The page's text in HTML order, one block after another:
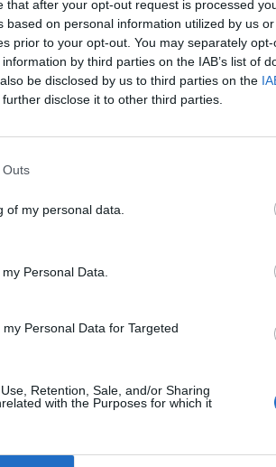
that after your opt-out request is processed
based on personal information utilized by us
prior to your opt-out. You may separately
by third parties on the IAB’s list of
be disclosed by us to third parties on the
disclose it to other third parties.
Outs
of my personal data.
Personal Data.
Personal Data for Targeted
Retention, Sale, and/or Sharing
with the Purposes for which it
Meloni e la strategia